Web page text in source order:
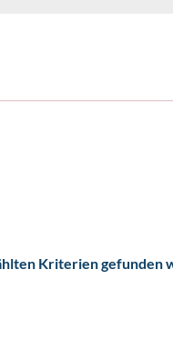
Kriterien gefunden